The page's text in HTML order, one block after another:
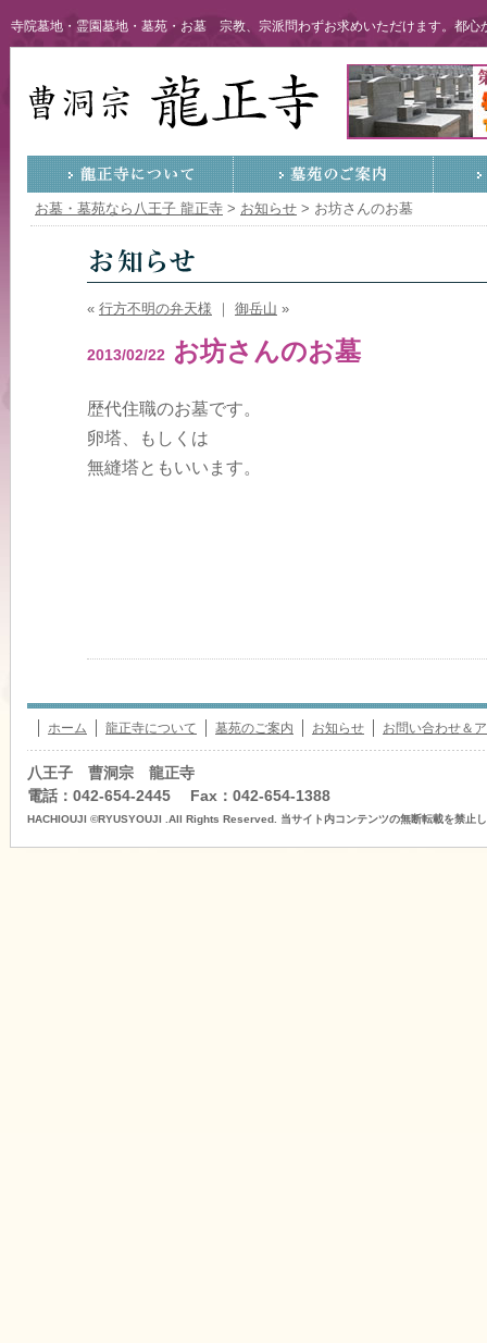
寺院墓地・霊園墓地・墓苑・お墓 宗教、宗派問わずお求めいただけます。都心
お墓・墓苑なら八王子 龍正寺 > お知らせ > お坊さんのお墓
« 行方不明の弁天様 御岳山 »
2013/02/22 お坊さんのお墓
歴代住職のお墓です。
卵塔、もしくは
無縫塔ともいいます。
ホーム 龍正寺について 墓苑のご案内 お知らせ お問い合わせ＆
八王子 曹洞宗 龍正寺
電話：042-654-2445 Fax：042-654-1388
HACHIOUJI ©RYUSYOUJI .All Rights Reserved. 当サイト内コンテンツの無断転載を禁止